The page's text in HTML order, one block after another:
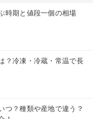
時期と値段一個の相場
？冷凍・冷蔵・常温で長
つ？種類や産地で違う？